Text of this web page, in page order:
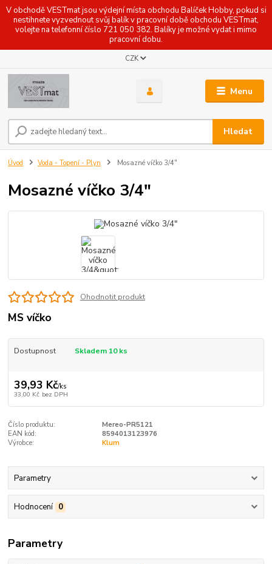
V obchodě VESTmat jsou výdejní místa obchodu Balíček Hobby, pokud si
nestihnete vyzvednout svůj balík v pracovní době obchodu VESTmat,
volejte na telefonní číslo 721 050 382. Balíky je možné vydat i mimo
pracovní dobu.
Menu
CZK
Hledat
Úvod Voda - Topení - Plyn Mosazné víčko 3/4"
Mosazné víčko 3/4"
Ohodnotit produkt
MS víčko
Dostupnost Skladem 10 ks
39,93 Kč/ks
33,00 Kč bez DPH
Číslo produktu:
Mereo-PR5121
EAN kód:
8594013123976
Výrobce:
Klum
Parametry
Hodnocení 0
Parametry